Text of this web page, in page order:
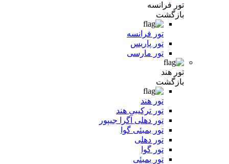
تور فرانسه
بازگشت
تور فرانسه
تور پاریس
تور مارسی
تور هند
بازگشت
تور هند
تور ترکیبی هند
تور دهلی آگرا جیپور
تور بمبئی گوا
تور دهلی
تور گوا
تور بمبئی